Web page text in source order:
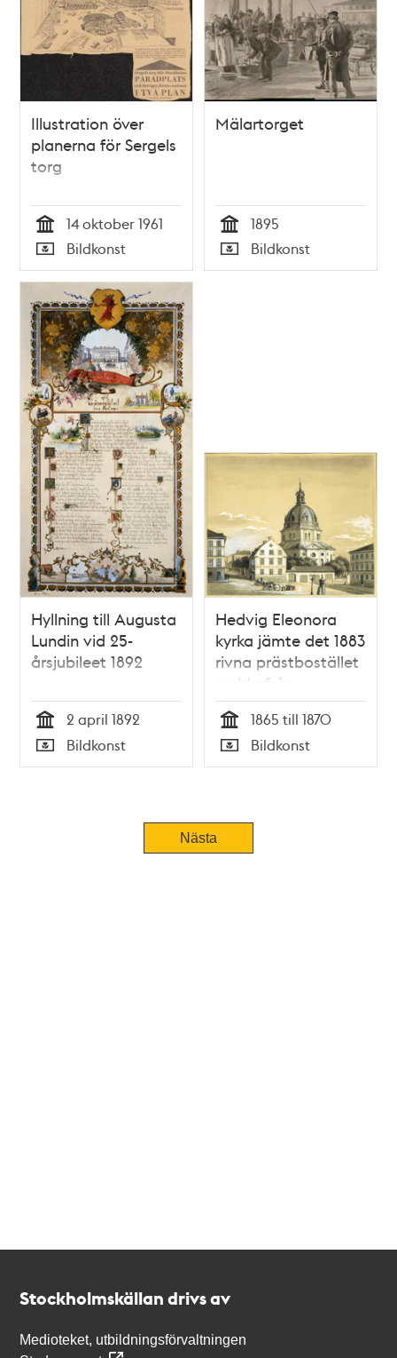
Illustration över
planerna för Sergels
torg
Tid
14 oktober 1961
Typ
Bildkonst
Mälartorget
Tid
1895
Typ
Bildkonst
Hyllning till Augusta
Lundin vid 25-
årsjubileet 1892
Tid
2 april 1892
Typ
Bildkonst
Hedvig Eleonora
kyrka jämte det 1883
rivna prästbostället
sedda från
Östermalmstorg (då
Ladugårdslandstorg)
Tid
1865 till 1870
Typ
Bildkonst
Nästa
Stockholmskällan drivs av
Medioteket, utbildningsförvaltningen